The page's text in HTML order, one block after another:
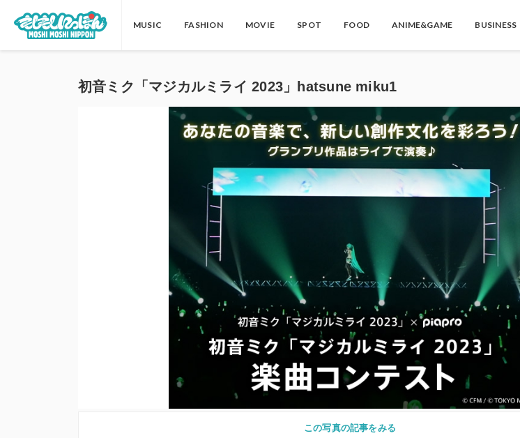
MUSIC FASHION MOVIE SPOT FOOD ANIME&GAME BUSINESS
初音ミク「マジカルミライ 2023」hatsune miku1
この写真の記事をみる